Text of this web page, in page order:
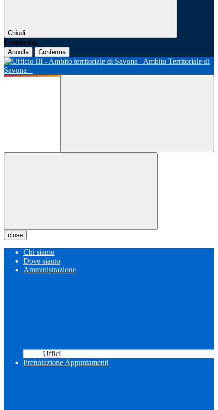
Chiudi
Conferma
Annulla Conferma
Ambito Territoriale di
Savona
close
Chi siamo
Dove siamo
Amministrazione
Uffici
Prenotazione Appuntamenti